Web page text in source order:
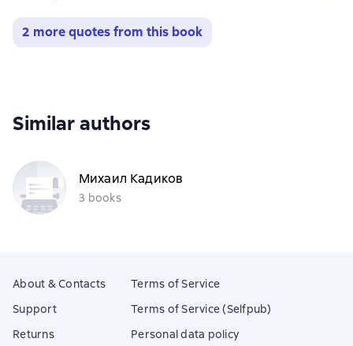
2 more quotes from this book
Similar authors
Михаил Кадиков
3 books
About & Contacts
Support
Returns
Terms of Service
Terms of Service (Selfpub)
Personal data policy